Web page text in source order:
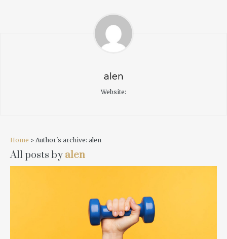
alen
Website:
Home > Author's archive: alen
All posts by alen
READ MORE